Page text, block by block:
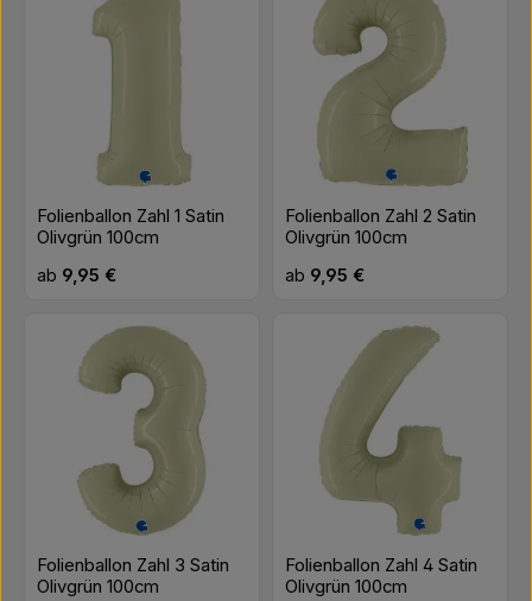
Folienballon Zahl 1 Satin
Olivgrün 100cm
Regulärer Preis:
ab 9,95 €
Folienballon Zahl 2 Satin
Olivgrün 100cm
Regulärer Preis:
ab 9,95 €
Folienballon Zahl 3 Satin
Olivgrün 100cm
Folienballon Zahl 4 Satin
Olivgrün 100cm